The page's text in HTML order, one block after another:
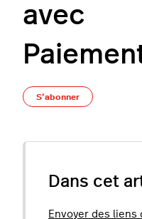
avec
S’abonner
Dans cet
Envoyer des liens